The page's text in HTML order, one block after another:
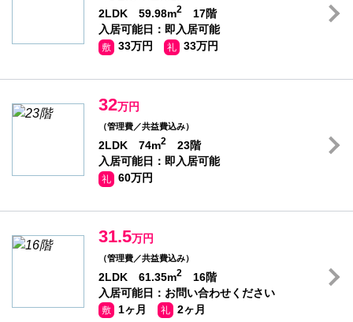
2LDK 59.98m2
17階
入居可能日：即入居可能
敷 33万円 礼 33万円
32万円
（管理費／共益費込み）
2LDK 74m2
23階
入居可能日：即入居可能
礼 60万円
31.5万円
（管理費／共益費込み）
2LDK 61.35m2
16階
入居可能日：お問い合わせください
敷 1ヶ月 礼 2ヶ月